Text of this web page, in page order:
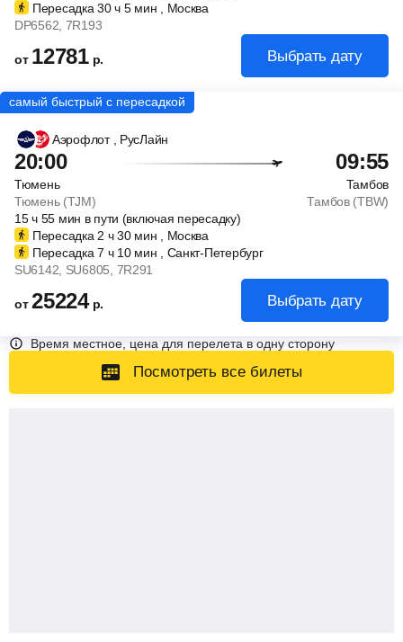
Пересадка 30ч 5 мин , Москва
DP6562 , 7R193
от 12781 р. Выбрать дату
Аэрофлот , РусЛайн
20:00 09:55
Тюмень
Тамбов
Тюмень (TJM)
Тамбов (TBW)
15ч55 мин в пути (включая пересадку)
Пересадка 2 ч30 мин , Москва
Пересадка 7 ч10 мин , Санкт-Петербург
SU6142 , SU6805 , 7R291
от25224 р. Выбрать дату
Время местное, цена для перелета в одну сторону
Посмотреть все билеты